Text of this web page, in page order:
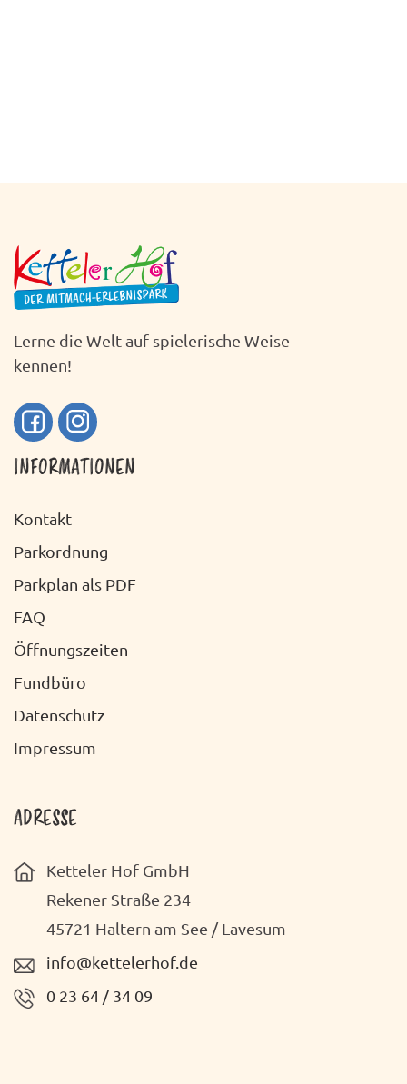
Lerne die Welt auf spielerische Weise
kennen!
INFORMATIONEN
Kontakt
Parkordnung
Parkplan als PDF
FAQ
Öffnungszeiten
Fundbüro
Datenschutz
Impressum
ADRESSE
Ketteler Hof GmbH
Rekener Straße 234
45721 Haltern am See / Lavesum
info@kettelerhof.de
0 23 64 / 34 09